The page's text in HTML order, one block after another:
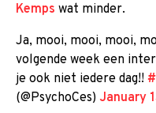
Kemps wat minder.
Ja, mooi, mooi, mooi,
volgende week een
je ook niet iedere dag!!
(@PsychoCes) January